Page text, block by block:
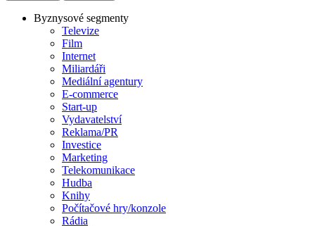
Byznysové segmenty
Televize
Film
Internet
Miliardáři
Mediální agentury
E-commerce
Start-up
Vydavatelství
Reklama/PR
Investice
Marketing
Telekomunikace
Hudba
Knihy
Počítačové hry/konzole
Rádia